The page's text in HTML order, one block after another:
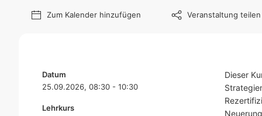
Zum Kalender hinzufügen Veranstaltung teilen
Datum
25.09.2026, 08:30 - 10:30
Lehrkurs
Dieser